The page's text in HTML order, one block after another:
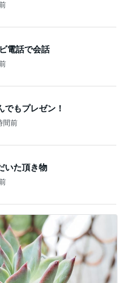
電話で会話
でもプレゼン！
間前
いた頂き物